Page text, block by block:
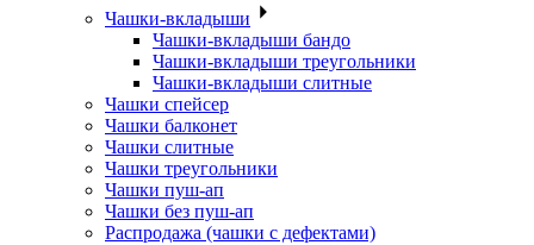
Чашки-вкладыши
Чашки-вкладыши бандо
Чашки-вкладыши треугольники
Чашки-вкладыши слитные
Чашки спейсер
Чашки балконет
Чашки слитные
Чашки треугольники
Чашки пуш-ап
Чашки без пуш-ап
Распродажа (чашки с дефектами)